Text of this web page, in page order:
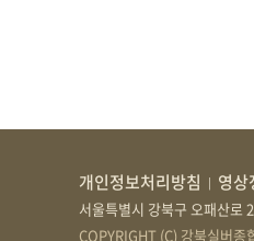
개인정보처리방침 영상
서울특별시 강북구 오패산로
COPYRIGHT (C) 강북실버종